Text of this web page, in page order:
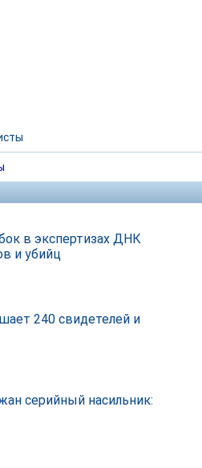
в экспертизах ДНК
и убийц
240 свидетелей и
серийный насильник: